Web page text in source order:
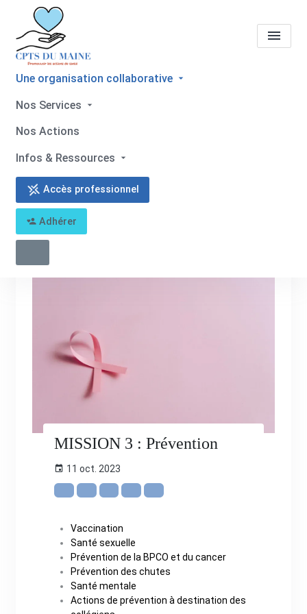
Une organisation collaborative
Nos Services
Nos Actions
Infos & Ressources
Accès professionnel
Adhérer
Missions
Accueil Missions
MISSION 3 : Prévention
11 oct. 2023
Vaccination
Santé sexuelle
Prévention de la BPCO et du cancer
Prévention des chutes
Santé mentale
Actions de prévention à destination des